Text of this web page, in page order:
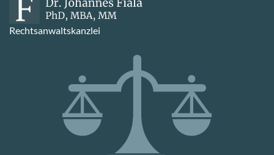
Rechtsanwaltskanzlei